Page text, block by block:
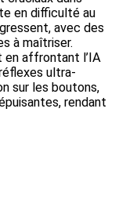
en difficulté au
avec des
à maîtriser.
en affrontant l’IA
ultra-
sur les boutons,
rendant